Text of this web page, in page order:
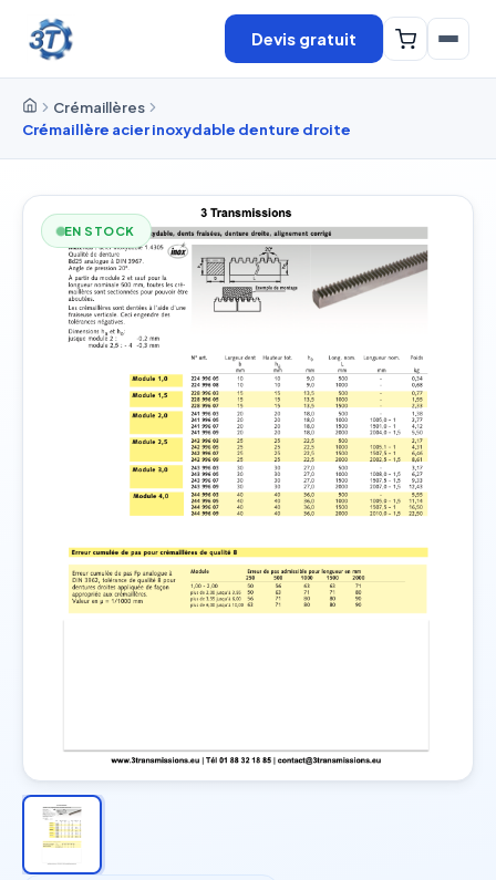
Devis gratuit
Crémaillères
Crémaillère acier inoxydable denture droite
EN STOCK